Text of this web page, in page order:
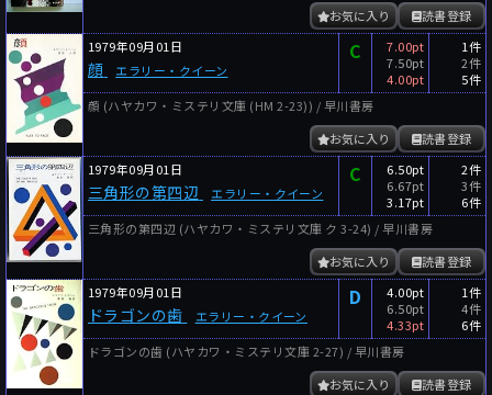
読書登録
お気に入り
1979年09月01日
顔 エラリー・クイーン
C
7.00pt
7.50pt
4.00pt
1件
2件
5件
顔 (ハヤカワ・ミステリ文庫 (HM 2-23)) / 早川書房
読書登録
お気に入り
1979年09月01日
三角形の第四辺 エラリー・クイーン
C
6.50pt
6.67pt
3.17pt
2件
3件
6件
三角形の第四辺 (ハヤカワ・ミステリ文庫 ク 3-24) / 早川書房
読書登録
お気に入り
1979年09月01日
ドラゴンの歯 エラリー・クイーン
D
4.00pt
6.50pt
4.33pt
1件
4件
6件
ドラゴンの歯 (ハヤカワ・ミステリ文庫 2-27) / 早川書房
読書登録
お気に入り